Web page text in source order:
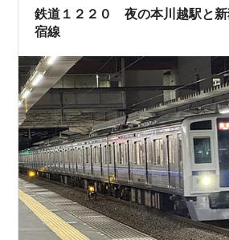
ンミュージアム。 西武本川越ペペが
この店も最後なんですよ…
鉄道１２２０ 夜の本川越駅と
宿線